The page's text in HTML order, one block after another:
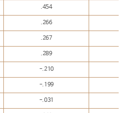
.454
.266
.267
.289
-.210
-.199
-.031